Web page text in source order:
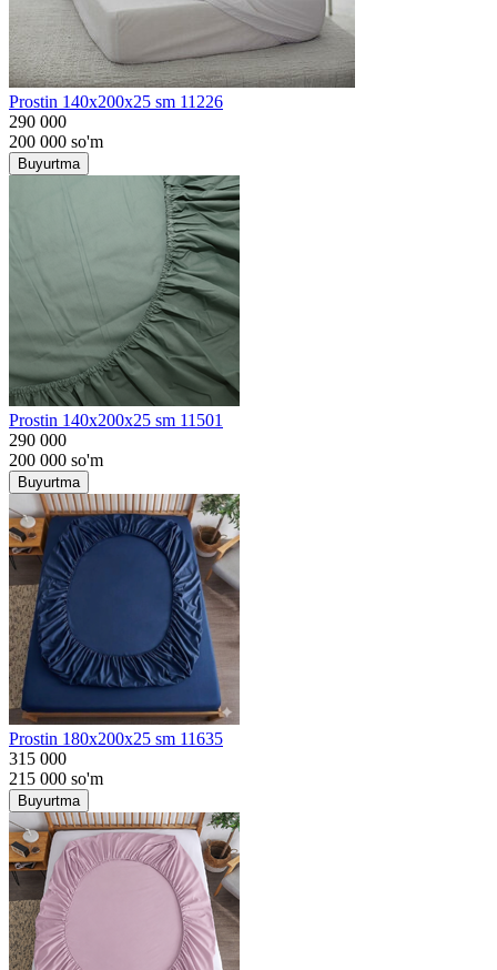
Prostin 140x200x25 sm 11226
290 000
200 000 so'm
Buyurtma
Prostin 140x200x25 sm 11501
290 000
200 000 so'm
Buyurtma
Prostin 180x200x25 sm 11635
315 000
215 000 so'm
Buyurtma